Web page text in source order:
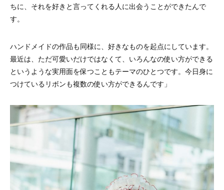
ちに、それを好きと言ってくれる人に出会うことができたんで
す。
ハンドメイドの作品も同様に、好きなものを起点にしています。
最近は、ただ可愛いだけではなくて、いろんなの使い方ができる
というような実用面を保つこともテーマのひとつです。今日身に
つけているリボンも複数の使い方ができるんです」